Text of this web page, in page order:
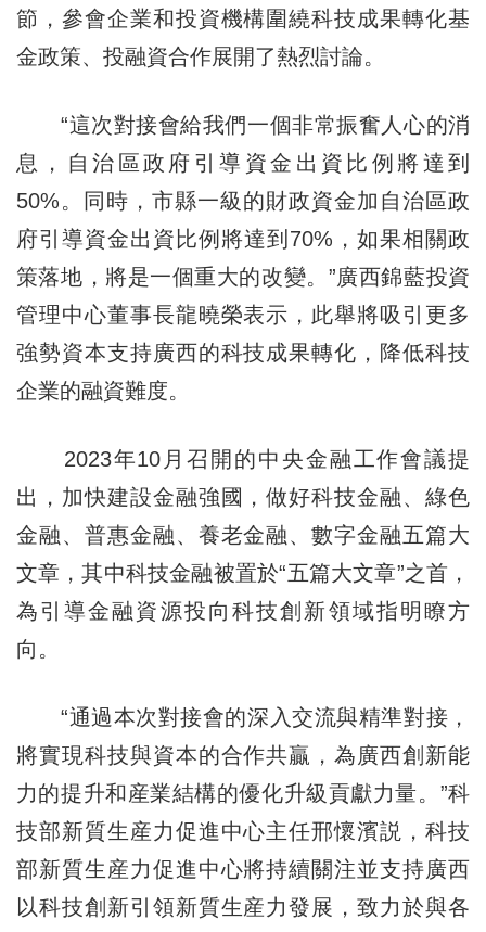
節，參會企業和投資機構圍繞科技成果轉化基
金政策、投融資合作展開了熱烈討論。
“這次對接會給我們一個非常振奮人心的消
息，自治區政府引導資金出資比例將達到
50%。同時，市縣一級的財政資金加自治區政
府引導資金出資比例將達到70%，如果相關政
策落地，將是一個重大的改變。”廣西錦藍投資
管理中心董事長龍曉榮表示，此舉將吸引更多
強勢資本支持廣西的科技成果轉化，降低科技
企業的融資難度。
2023年10月召開的中央金融工作會議提
出，加快建設金融強國，做好科技金融、綠色
金融、普惠金融、養老金融、數字金融五篇大
文章，其中科技金融被置於“五篇大文章”之首，
為引導金融資源投向科技創新領域指明瞭方
向。
“通過本次對接會的深入交流與精準對接，
將實現科技與資本的合作共贏，為廣西創新能
力的提升和産業結構的優化升級貢獻力量。”科
技部新質生産力促進中心主任邢懷濱説，科技
部新質生産力促進中心將持續關注並支持廣西
以科技創新引領新質生産力發展，致力於與各